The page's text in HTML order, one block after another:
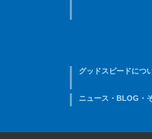
グッドスピードにつ
ニュース・BLOG・